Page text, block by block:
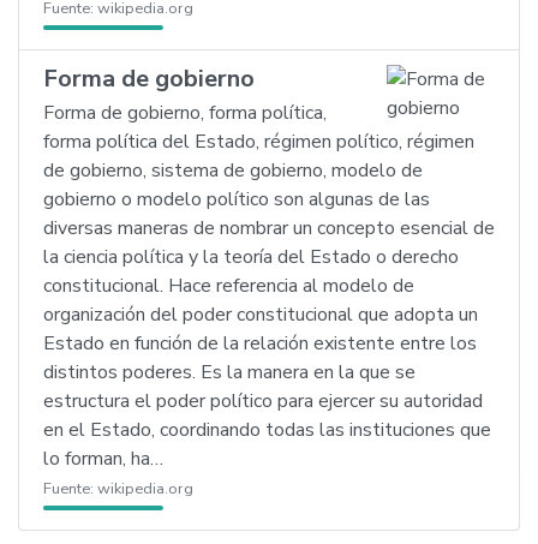
Fuente: wikipedia.org
Forma de gobierno
Forma de gobierno, forma política,
forma política del Estado, régimen político, régimen
de gobierno, sistema de gobierno, modelo de
gobierno o modelo político son algunas de las
diversas maneras de nombrar un concepto esencial de
la ciencia política y la teoría del Estado o derecho
constitucional. Hace referencia al modelo de
organización del poder constitucional que adopta un
Estado en función de la relación existente entre los
distintos poderes. Es la manera en la que se
estructura el poder político para ejercer su autoridad
en el Estado, coordinando todas las instituciones que
lo forman, ha…
Fuente: wikipedia.org